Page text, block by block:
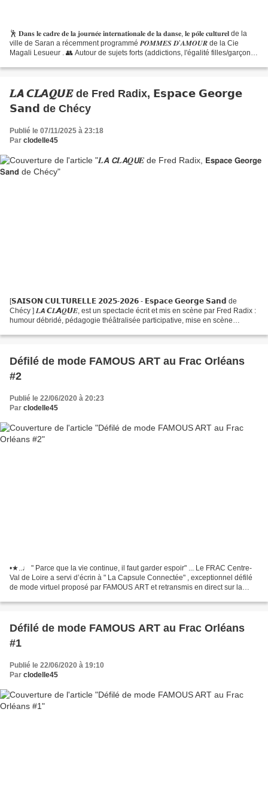
🕺 𝐃𝐚𝐧𝐬 𝐥𝐞 𝐜𝐚𝐝𝐫𝐞 𝐝𝐞 𝐥𝐚 𝐣𝐨𝐮𝐫𝐧𝐞́𝐞 𝐢𝐧𝐭𝐞𝐫𝐧𝐚𝐭𝐢𝐨𝐧𝐚𝐥𝐞 𝐝𝐞 𝐥𝐚 𝐝𝐚𝐧𝐬𝐞, 𝐥𝐞 𝐩𝐨̂𝐥𝐞 𝐜𝐮𝐥𝐭𝐮𝐫𝐞𝐥 de la
ville de Saran a récemment programmé 𝑷𝑶𝑴𝑴𝑬𝑺 𝑫’𝑨𝑴𝑶𝑼𝑹 de la Cie
Magali Lesueur . 👥 Autour de sujets forts (addictions, l'égalité filles/garçons,
𝑳𝘼 𝘾𝑳𝘼𝑸𝙐𝑬 de Fred Radix, 𝗘𝘀𝗽𝗮𝗰𝗲 𝗚𝗲𝗼𝗿𝗴𝗲
𝗦𝗮𝗻𝗱 de Chécy
Publié le 07/11/2025 à 23:18
Par clodelle45
[𝗦𝗔𝗜𝗦𝗢𝗡 𝗖𝗨𝗟𝗧𝗨𝗥𝗘𝗟𝗟𝗘 𝟮𝟬𝟮𝟱-𝟮𝟬𝟮𝟲 - 𝗘𝘀𝗽𝗮𝗰𝗲 𝗚𝗲𝗼𝗿𝗴𝗲 𝗦𝗮𝗻𝗱 de
Chécy ] 𝑳𝘼 𝘾𝑳𝘼𝑸𝙐𝑬, est un spectacle écrit et mis en scène par Fred Radix :
humour débridé, pédagogie théâtralisée participative, mise en scène
Défilé de mode FAMOUS ART au Frac Orléans
#2
Publié le 22/06/2020 à 20:23
Par clodelle45
•★..♩ " Parce que la vie continue, il faut garder espoir" ... Le FRAC Centre-
Val de Loire a servi d’écrin à " La Capsule Connectée" , exceptionnel défilé
de mode virtuel proposé par FAMOUS ART et retransmis en direct sur la
Défilé de mode FAMOUS ART au Frac Orléans
#1
Publié le 22/06/2020 à 19:10
Par clodelle45